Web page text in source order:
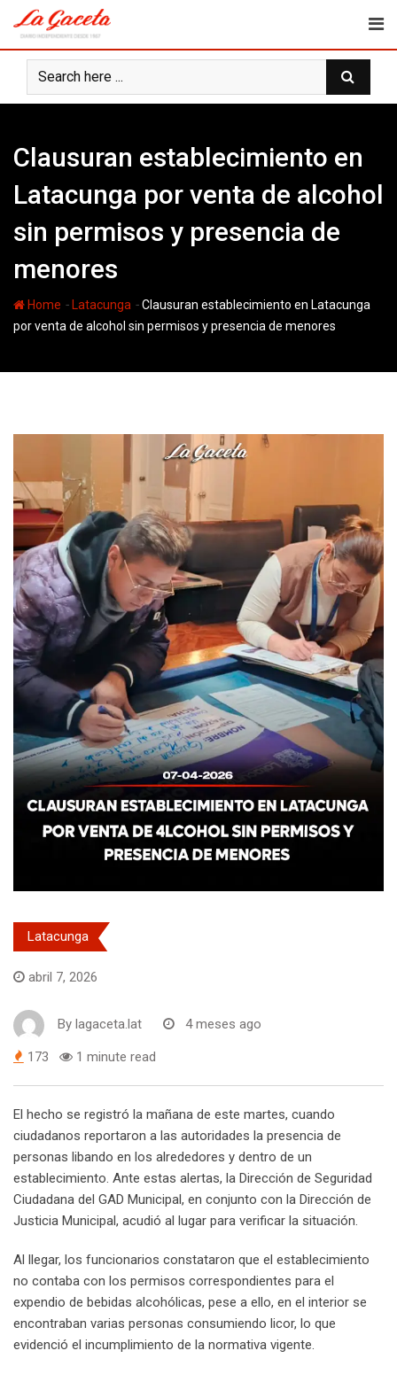
content
Clausuran establecimiento en
Latacunga por venta de alcohol
sin permisos y presencia de
menores
Home - Latacunga -Clausuran establecimiento en Latacunga
por venta de alcohol sin permisos y presencia de menores
Latacunga
abril 7, 2026
By lagaceta.lat 4 meses ago
173 1 minute read
El hecho se registró la mañana de este martes, cuando
ciudadanos reportaron a las autoridades la presencia de
personas libando en los alrededores y dentro de un
establecimiento. Ante estas alertas, la Dirección de Seguridad
Ciudadana del GAD Municipal, en conjunto con la Dirección de
Justicia Municipal, acudió al lugar para verificar la situación.
Al llegar, los funcionarios constataron que el establecimiento
no contaba con los permisos correspondientes para el
expendio de bebidas alcohólicas, pese a ello, en el interior se
encontraban varias personas consumiendo licor, lo que
evidenció el incumplimiento de la normativa vigente.